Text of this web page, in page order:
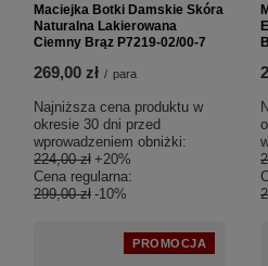
Maciejka Botki Damskie Skóra
Naturalna Lakierowana
Ciemny Brąz P7219-02/00-7
269,00 zł / para
Najniższa cena produktu w
okresie 30 dni przed
wprowadzeniem obniżki:
224,00 zł +20%
Cena regularna:
299,00 zł -10%
PROMOCJA